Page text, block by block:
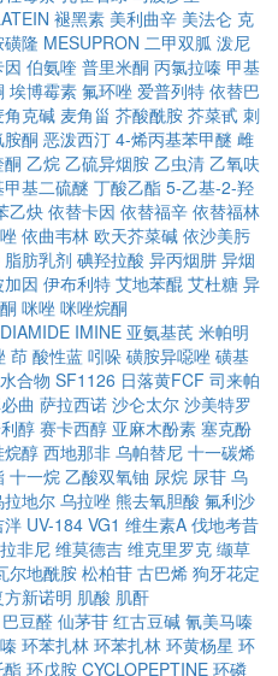
褪黑素 美利曲辛 美法仑 克
磺隆 MESUPRON 二甲双胍 泼尼
伯氨喹 普里米酮 丙氯拉嗪 甲基
埃博霉素 氟环唑 爱普列特 依替巴
角克碱 麦角甾 芥酸酰胺 芥菜甙 刺
酮 恶泼西汀 4-烯丙基苯甲醚 雌
乙烷 乙硫异烟胺 乙虫清 乙氧呋
甲基二硫醚 丁酸乙酯 5-乙基-2-羟
乙炔 依替卡因 依替福辛 依替福林
依曲韦林 欧天芥菜碱 依沙美肟
脂肪乳剂 碘羟拉酸 异丙烟肼 异烟
因 伊布利特 艾地苯醌 艾杜糖 异
咪唑 咪唑烷酮
IMINE 亚氨基芪 米帕明
茚 酸性蓝 吲哚 磺胺异噁唑 磺基
合物 SF1126 日落黄FCF 司来帕
曲 萨拉西诺 沙仑太尔 沙美特罗
醇 赛卡西醇 亚麻木酚素 塞克酚
烷醇 西地那非 乌帕替尼 十一碳烯
十一烷 乙酸双氧铀 尿烷 尿苷 乌
拉地尔 乌拉唑 熊去氧胆酸 氟利沙
泮 UV-184 VG1 维生素A 伐地考昔
非尼 维莫德吉 维克里罗克 缬草
尔地酰胺 松柏苷 古巴烯 狗牙花定
方新诺明 肌酸 肌酐
巴豆醛 仙茅苷 红古豆碱 氰美马嗪
环苯扎林 环苯扎林 环黄杨星 环
酯 环戊胺 CYCLOPEPTINE 环磷